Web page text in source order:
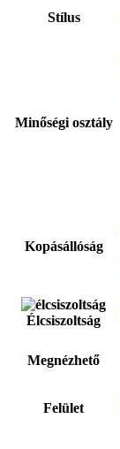
Stílus
Minőségi osztály
Kopásállóság
Élcsiszoltság
Megnézhető
Felület